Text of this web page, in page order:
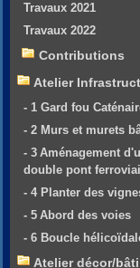
Travaux 2021
Travaux 2022
Contributions
Atelier
- 1 Gard fou
- 2 Murs et murets
- 3 Aménagement
double pont
- 4 Planter des
- 5 Abord des voies
- 6 Boucle
Atelier décor/bâti